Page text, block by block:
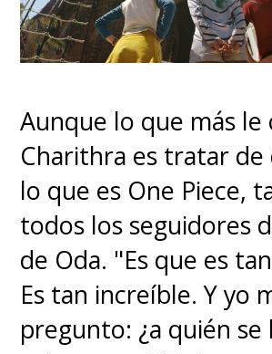
Aunque lo que más le
Charithra es tratar de
lo que es One Piece,
todos los seguidores
de Oda. "Es que es
Es tan increíble. Y yo
pregunto: ¿a quién